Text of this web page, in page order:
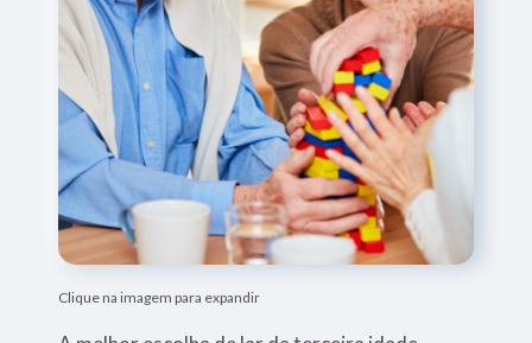
Clique na imagem para expandir